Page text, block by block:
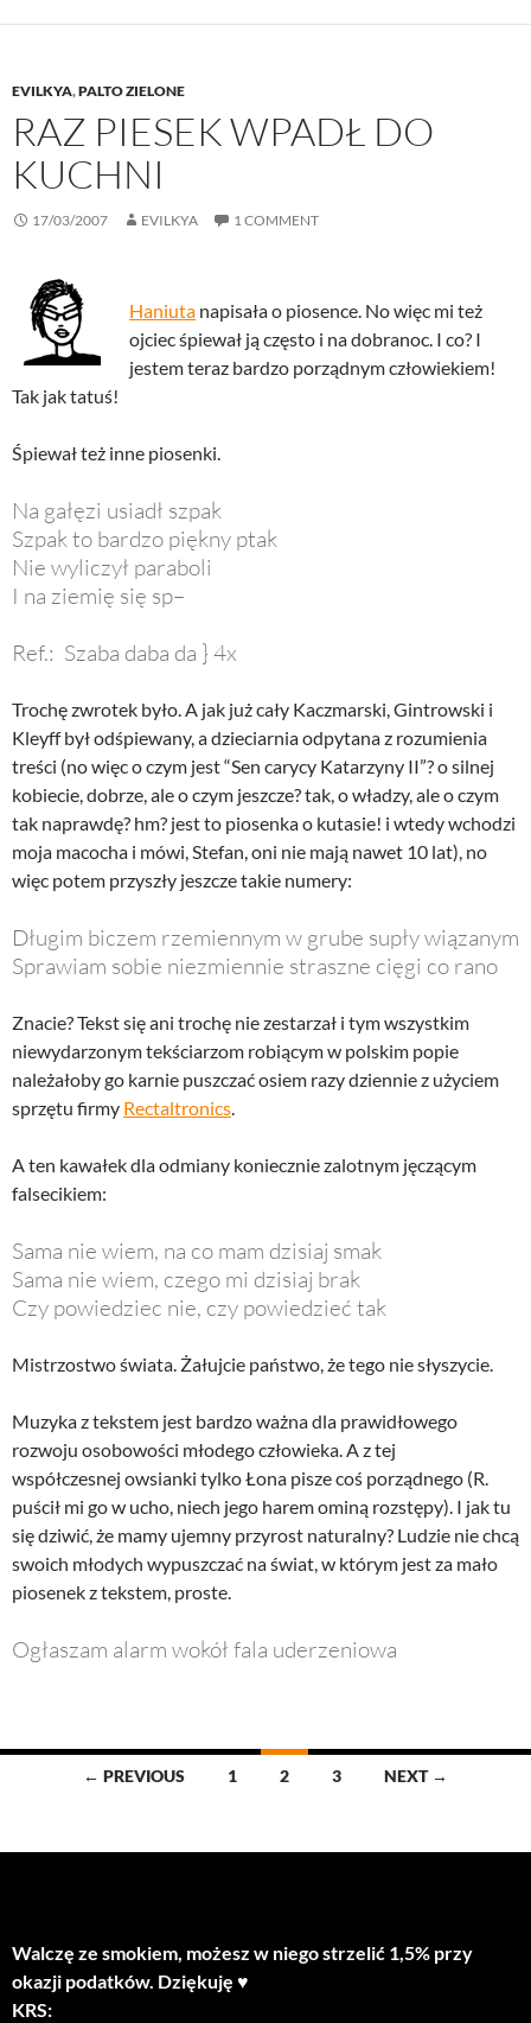
EVILKYA,PALTO ZIELONE
RAZ PIESEK WPADŁ DO
KUCHNI
17/03/2007 EVILKYA 1 COMMENT
Haniuta napisała o piosence. No więc mi też
ojciec śpiewał ją często i na dobranoc. I co? I
jestem teraz bardzo porządnym człowiekiem!
Tak jak tatuś!
Śpiewał też inne piosenki.
Na gałęzi usiadł szpak
Szpak to bardzo piękny ptak
Nie wyliczył paraboli
I na ziemię się sp–
Ref.: Szaba daba da } 4x
Trochę zwrotek było. A jak już cały Kaczmarski, Gintrowski i
Kleyff był odśpiewany, a dzieciarnia odpytana z rozumienia
treści (no więc o czym jest “Sen carycy Katarzyny II”? o silnej
kobiecie, dobrze, ale o czym jeszcze? tak, o władzy, ale o czym
tak naprawdę? hm? jest to piosenka o kutasie! i wtedy wchodzi
moja macocha i mówi, Stefan, oni nie mają nawet 10 lat), no
więc potem przyszły jeszcze takie numery:
Długim biczem rzemiennym w grube supły wiązanym
Sprawiam sobie niezmiennie straszne cięgi co rano
Znacie? Tekst się ani trochę nie zestarzał i tym wszystkim
niewydarzonym tekściarzom robiącym w polskim popie
należałoby go karnie puszczać osiem razy dziennie z użyciem
sprzętu firmy Rectaltronics.
A ten kawałek dla odmiany koniecznie zalotnym jęczącym
falsecikiem:
Sama nie wiem, na co mam dzisiaj smak
Sama nie wiem, czego mi dzisiaj brak
Czy powiedziec nie, czy powiedzieć tak
Mistrzostwo świata. Żałujcie państwo, że tego nie słyszycie.
Muzyka z tekstem jest bardzo ważna dla prawidłowego
rozwoju osobowości młodego człowieka. A z tej
współczesnej owsianki tylko Łona pisze coś porządnego (R.
puścił mi go w ucho, niech jego harem ominą rozstępy). I jak tu
się dziwić, że mamy ujemny przyrost naturalny? Ludzie nie chcą
swoich młodych wypuszczać na świat, w którym jest za mało
piosenek z tekstem, proste.
Ogłaszam alarm wokół fala uderzeniowa
← PREVIOUS 1 2 3 NEXT →
Walczę ze smokiem, możesz w niego strzelić 1,5% przy
okazji podatków. Dziękuję ♥
KRS: